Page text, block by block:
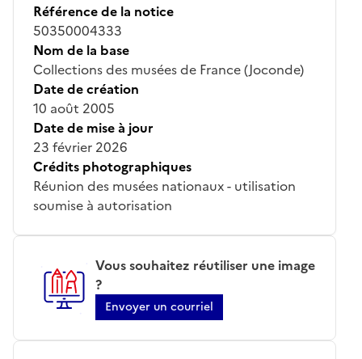
Référence de la notice
50350004333
Nom de la base
Collections des musées de France (Joconde)
Date de création
10 août 2005
Date de mise à jour
23 février 2026
Crédits photographiques
Réunion des musées nationaux - utilisation
soumise à autorisation
Vous souhaitez réutiliser une image
?
Envoyer un courriel